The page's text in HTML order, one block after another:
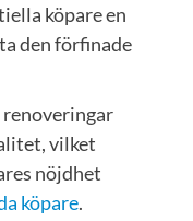
köpare en
den förfinade
renoveringar
vilket
nöjdhet
köpare.